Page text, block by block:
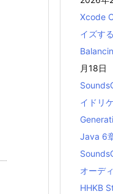
Xcode
イズする
月18日
イドリ
Java 6
オーデ
HHKB